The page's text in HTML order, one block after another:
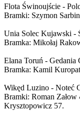
Flota Świnoujście -
Bramki: Szymon
Unia Solec Kujawski -
Bramka: Mikołaj
Elana Toruń - Gedania
Bramka: Kamil
Wikęd Luzino - Noteć
Bramki: Roman
Krysztopowicz 57.